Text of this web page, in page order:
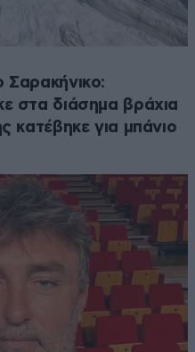
Σαρακήνικο:
στα διάσημα βράχια
κατέβηκε για μπάνιο